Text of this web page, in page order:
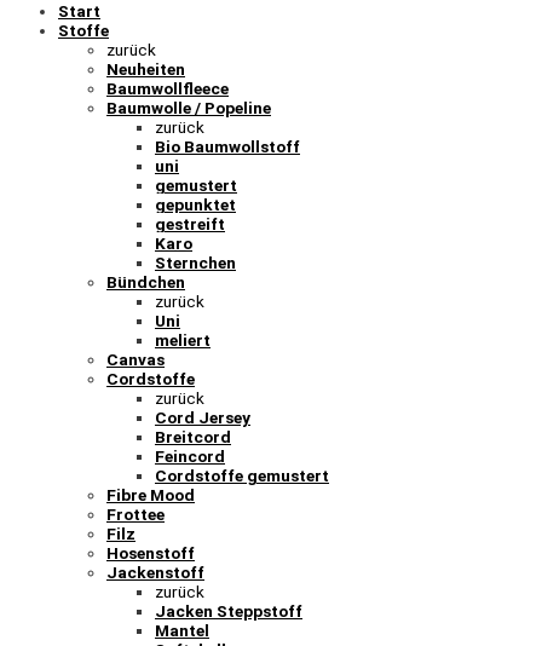
Start
Stoffe
zurück
Neuheiten
Baumwollfleece
Baumwolle / Popeline
zurück
Bio Baumwollstoff
uni
gemustert
gepunktet
gestreift
Karo
Sternchen
Bündchen
zurück
Uni
meliert
Canvas
Cordstoffe
zurück
Cord Jersey
Breitcord
Feincord
Cordstoffe gemustert
Fibre Mood
Frottee
Filz
Hosenstoff
Jackenstoff
zurück
Jacken Steppstoff
Mantel